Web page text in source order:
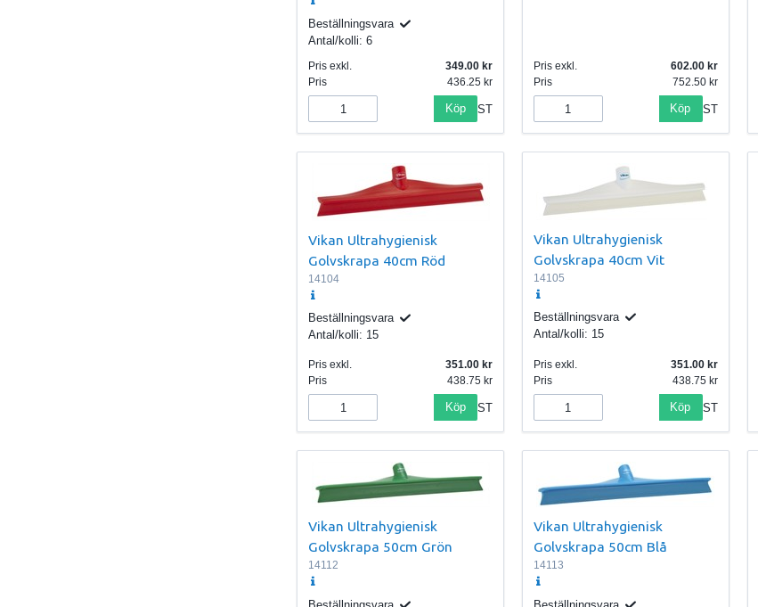
Beställningsvara
Antal/kolli:6
Pris exkl.
349.00
Pris
436.25
Köp ST
Pris exkl.
602.00
Pris
752.50
Köp ST
Vikan Ultrahygienisk
Golvskrapa 40cm Röd
14104
Beställningsvara
Antal/kolli: 15
Pris exkl.
351.00
Pris
438.75
Köp ST
Vikan Ultrahygienisk
Golvskrapa 40cm Vit
14105
Beställningsvara
Antal/kolli: 15
Pris exkl.
351.00
Pris
438.75
Köp ST
Vikan Ultrahygienisk
Golvskrapa 50cm Grön
14112
Vikan Ultrahygienisk
Golvskrapa 50cm Blå
14113